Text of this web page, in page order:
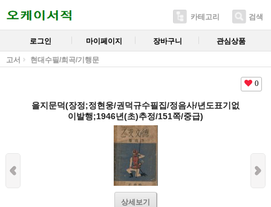
카테고리 검색
로그인 마이페이지 장바구니 관심상품
고서 현대수필/희곡/기행문
0
을지문덕(장정;정현웅/권덕규수필집/정음사/년도표기없
이발행;1946년(초)추정/151쪽/중급)
상세보기